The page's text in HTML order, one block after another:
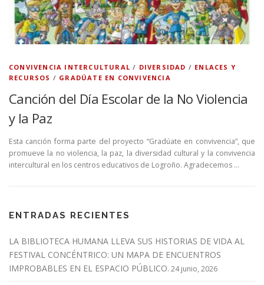
CONVIVENCIA INTERCULTURAL / DIVERSIDAD / ENLACES Y
RECURSOS / GRADÚATE EN CONVIVENCIA
Canción del Día Escolar de la No Violencia
y la Paz
Esta canción forma parte del proyecto “Gradúate en convivencia”, que
promueve la no violencia, la paz, la diversidad cultural y la convivencia
intercultural en los centros educativos de Logroño. Agradecemos …
ENTRADAS RECIENTES
LA BIBLIOTECA HUMANA LLEVA SUS HISTORIAS DE VIDA AL
FESTIVAL CONCÉNTRICO: UN MAPA DE ENCUENTROS
IMPROBABLES EN EL ESPACIO PÚBLICO. 24 junio, 2026